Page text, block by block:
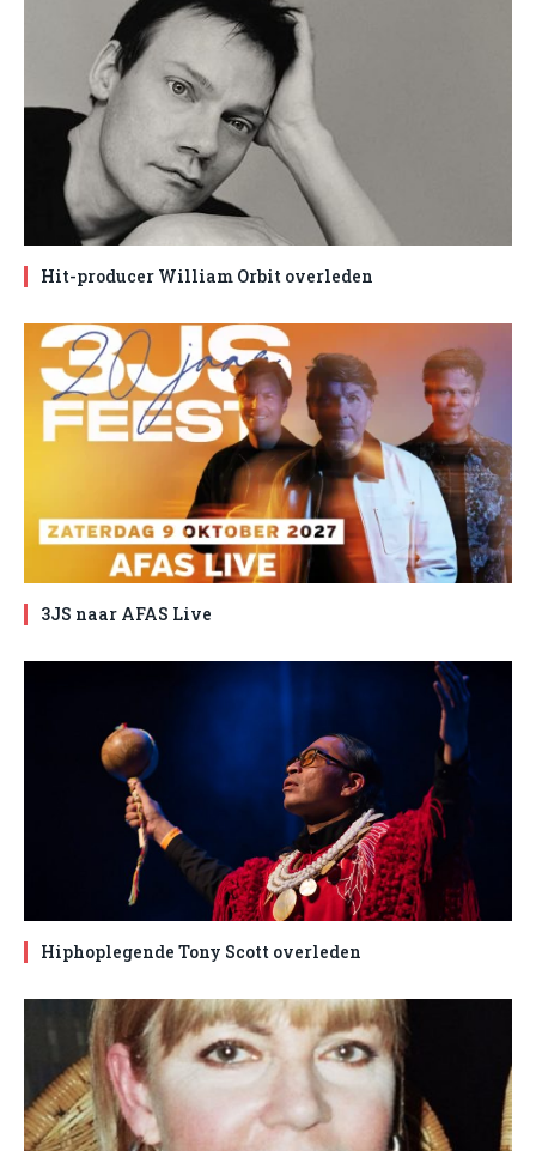
Hit-producer William Orbit overleden
3JS naar AFAS Live
Hiphoplegende Tony Scott overleden